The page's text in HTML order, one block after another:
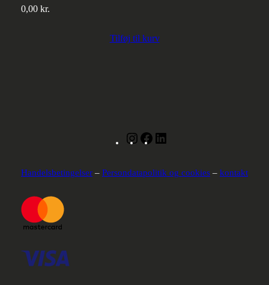
0,00 kr.
Tilføj til kurv
InstagramFacebook
Handelsbetingelser – Persondatapolitik og cookies – kontakt